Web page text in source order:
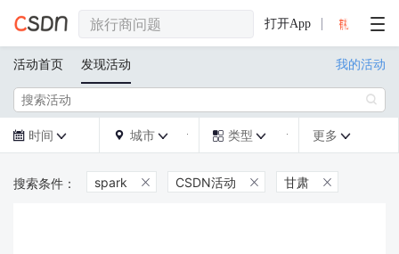
打开App
活动首页 发现活动 我的活动

 时间   城市   类型  更多 
spark  CSDN活动  甘肃 